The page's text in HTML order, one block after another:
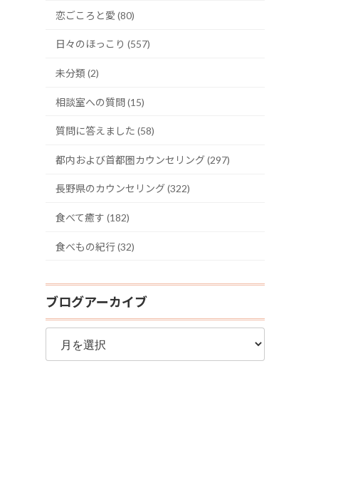
恋ごころと愛 (80)
日々のほっこり (557)
未分類 (2)
相談室への質問 (15)
質問に答えました (58)
都内および首都圏カウンセリング (297)
長野県のカウンセリング (322)
食べて癒す (182)
食べもの紀行 (32)
ブログアーカイブ
ブ
グ